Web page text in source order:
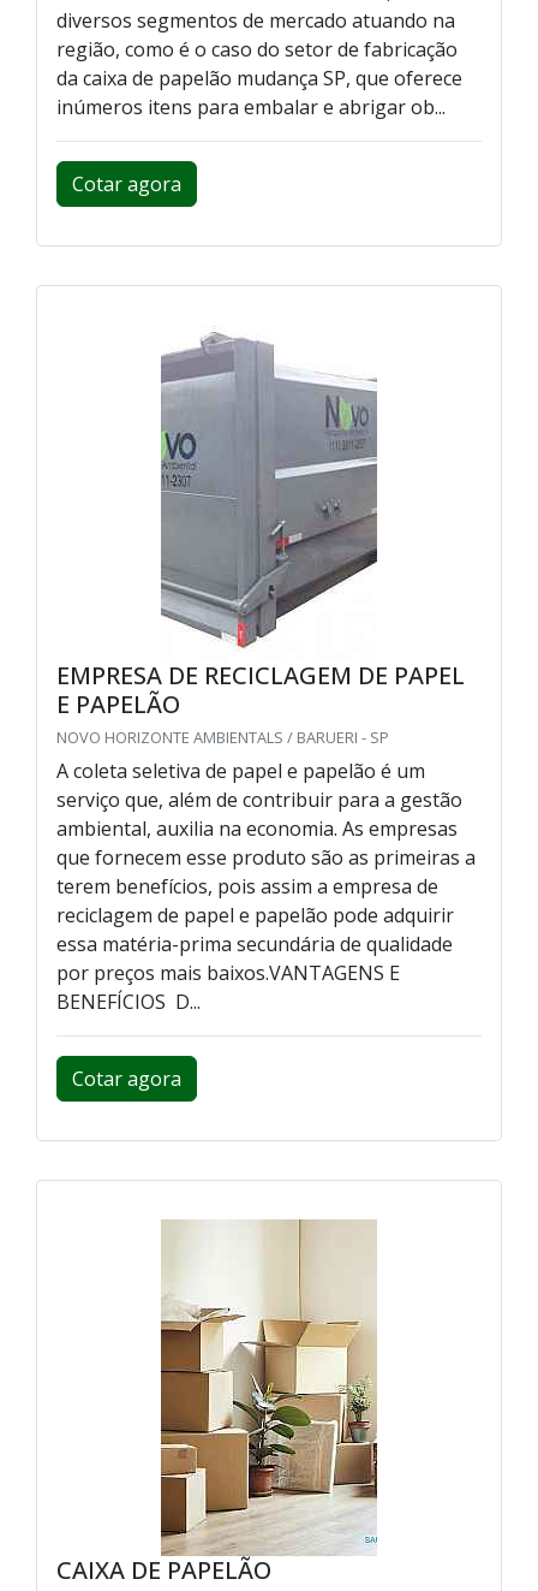
diversos segmentos de mercado atuando na
região, como é o caso do setor de fabricação
da caixa de papelão mudança SP, que oferece
inúmeros itens para embalar e abrigar ob...
Cotar agora
EMPRESA DE RECICLAGEM DE PAPEL
E PAPELÃO
NOVO HORIZONTE AMBIENTALS / BARUERI - SP
A coleta seletiva de papel e papelão é um
serviço que, além de contribuir para a gestão
ambiental, auxilia na economia. As empresas
que fornecem esse produto são as primeiras a
terem benefícios, pois assim a empresa de
reciclagem de papel e papelão pode adquirir
essa matéria-prima secundária de qualidade
por preços mais baixos.VANTAGENS E
BENEFÍCIOS D...
Cotar agora
CAIXA DE PAPELÃO